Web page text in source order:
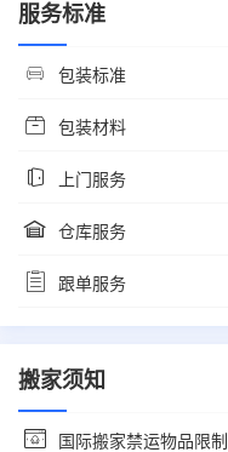
服务标准
包装标准
包装材料
上门服务
仓库服务
跟单服务
搬家须知
国际搬家禁运物品限制